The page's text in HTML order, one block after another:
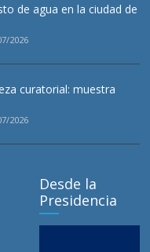
de agua en la ciudad de
2026
curatorial: muestra
2026
Desde la
Presidencia